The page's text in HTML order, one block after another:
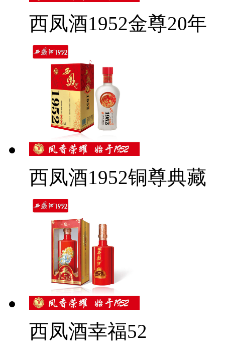
西凤酒1952金尊20年
西凤酒1952铜尊典藏
西凤酒幸福52